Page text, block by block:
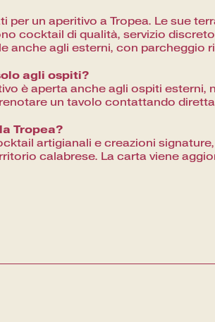
per un aperitivo a Tropea. Le sue
cocktail di qualità, servizio
anche agli esterni, con parcheggio
agli ospiti?
è aperta anche agli ospiti esterni,
un tavolo contattando
Tropea?
artigianali e creazioni
calabrese. La carta viene